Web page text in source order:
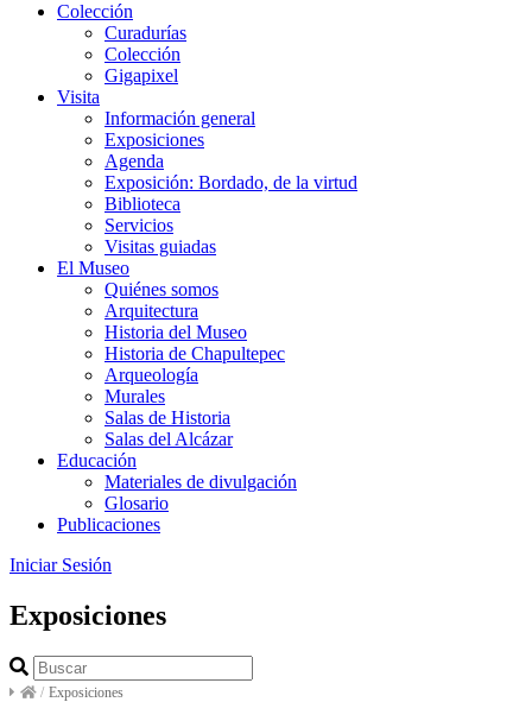
Colección
Curadurías
Colección
Gigapixel
Visita
Información general
Exposiciones
Agenda
Exposición: Bordado, de la virtud
Biblioteca
Servicios
Visitas guiadas
El Museo
Quiénes somos
Arquitectura
Historia del Museo
Historia de Chapultepec
Arqueología
Murales
Salas de Historia
Salas del Alcázar
Educación
Materiales de divulgación
Glosario
Publicaciones
Iniciar Sesión
Exposiciones
/ Exposiciones